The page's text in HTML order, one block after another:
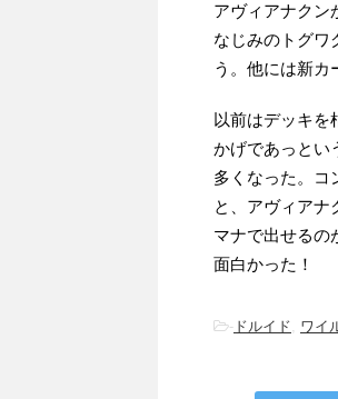
アヴィアナクン
なじみのトグワ
う。他には新カ
以前はデッキを
かげであっとい
多くなった。コ
と、アヴィアナ
マナで出せるの
面白かった！
- ドルイド, ワイ